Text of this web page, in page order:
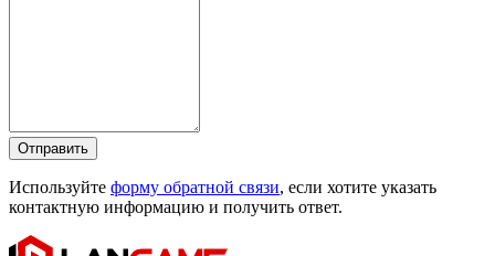
Отправить
Используйте форму обратной связи, если хотите указать
контактную информацию и получить ответ.